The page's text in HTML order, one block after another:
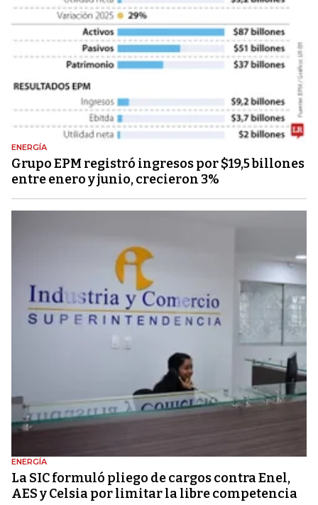
ENERGÍA
Grupo EPM registró ingresos por $19,5 billones
entre enero y junio, crecieron 3%
ENERGÍA
La SIC formuló pliego de cargos contra Enel,
AES y Celsia por limitar la libre competencia